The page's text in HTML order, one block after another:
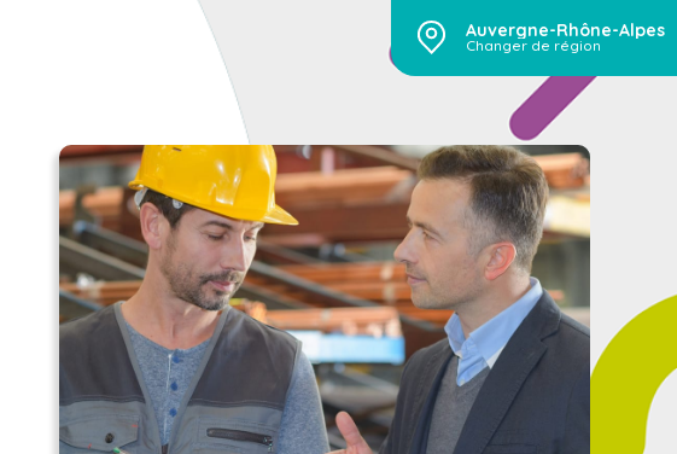
Auvergne-Rhône-Alpes
Changer de région